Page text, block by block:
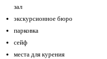
зал
экскурсионное бюро
парковка
сейф
места для курения